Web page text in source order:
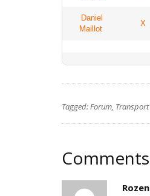
Daniel
Maillot
X
Tagged:Forum, Transport
Comments
Rozen